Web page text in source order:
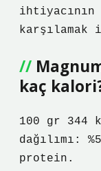
kaç
100 gr
dağılımı:
protein.